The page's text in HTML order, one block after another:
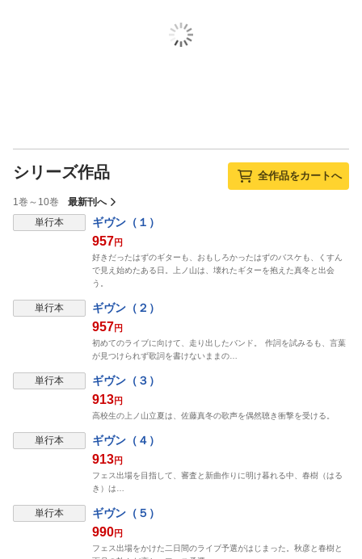
シリーズ作品 全作品をカートへ
1巻～10巻 最新刊へ
表示制限中
単行本 ギヴン（１）
957円
好きだったはずのギターも、おもしろかったはずのバスケも、くすん
で見え始めたある日。上ノ山は、壊れたギターを抱えた真冬と出会
う。
表示制限中
単行本 ギヴン（２）
957円
初めてのライブに向けて、走り出したバンド。 作詞を試みるも、言葉
が見つけられず歌詞を書けないままの…
表示制限中
単行本 ギヴン（３）
913円
高校生の上ノ山立夏は、佐藤真冬の歌声を偶然聴き衝撃を受ける。
表示制限中
単行本 ギヴン（４）
913円
フェス出場を目指して、審査と新曲作りに明け暮れる中、春樹（はる
き）は…
表示制限中
単行本 ギヴン（５）
990円
フェス出場をかけた二日間のライブ予選がはじまった。秋彦と春樹と